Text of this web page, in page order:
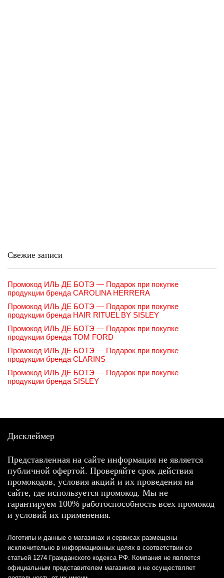
Свежие записи
Промокод ИЛЬ ДЕ БОТЭ — Подарок при покупке
продукции бренда CAROLINA HERRERA
Промокод ИЛЬ ДЕ БОТЭ — Подарок при покупке
продукции бренда HAIR RITUEL BY SISLEY
Промокод ИЛЬ ДЕ БОТЭ — Подарок при покупке
продукции бренда TOM FORD
Промокод ИЛЬ ДЕ БОТЭ — Подарок при покупке
продукции бренда CLARINS
Промокод ИЛЬ ДЕ БОТЭ — Подарок при покупке
продукции бренда SISLEY
Дисклеймер
Представленная на сайте информация не является
публичной офертой. Проверяйте срок действия
промокодов, условия акций и их проведения на
сайте, где используется промокод. Мы не
гарантируем 100% работоспособность всех промокод
и условий их применения.
Логотипы и данные о магазинах и сервисах размещены
исключительно в информационных целях в соответствии со
статьей 1274 Гражданского кодекса РФ. Компания не является
официальным представителем магазинов и не осуществляет